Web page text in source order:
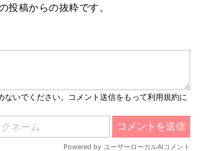
稿からの抜粋です。